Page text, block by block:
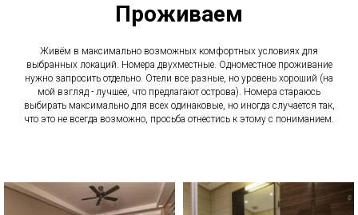
Проживаем
Живём в максимально возможных комфортных условиях для
выбранных локаций. Номера двухместные. Одноместное проживание
нужно запросить отдельно. Отели все разные, но уровень хороший (на
мой взгляд - лучшее, что предлагают острова). Номера стараюсь
выбирать максимально для всех одинаковые, но иногда случается так,
что это не всегда возможно, просьба отнестись к этому с пониманием.